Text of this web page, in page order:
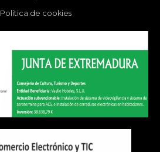
Política de cookies